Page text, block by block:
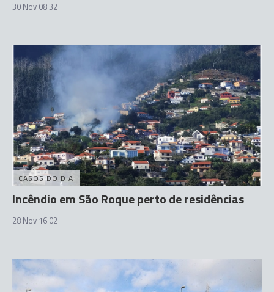
30 Nov 08:32
CASOS DO DIA
Incêndio em São Roque perto de residências
28 Nov 16:02